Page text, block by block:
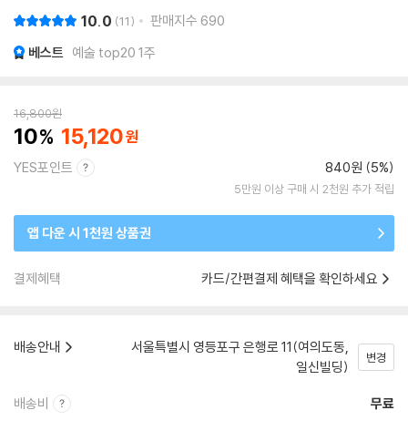
10.0 11 판매지수 690
베스트 예술 top20 1주
16,800원
10 15,120
YES포인트 840원 (5%)
5만원 이상 구매 시 2천원 추가 적립
앱 다운 시 1천원 상품권
결제혜택 카드/간편결제 혜택을 확인하세요
배송안내
서울특별시 영등포구 은행로 11(여의도동,
일신빌딩)
변경
배송비 무료